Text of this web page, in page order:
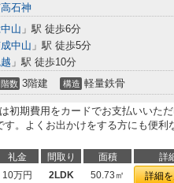
高石神
山 」駅 徒歩6分
中山 」駅 徒歩5分
」駅 徒歩10分
階数 3階建 構造 軽量鉄骨
初期費用をカードでお支払いいた
す。よくお出かけをする方にも便利
礼金 間取り 面積 詳
10万円 2LDK 50.73㎡ 詳細